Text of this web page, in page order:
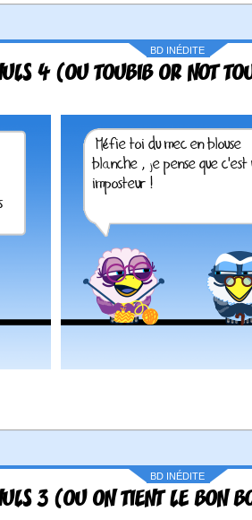
BD INÉDITE
4 (OU TOUBIB OR NOT
BD INÉDITE
3 (OU ON TIENT LE BON